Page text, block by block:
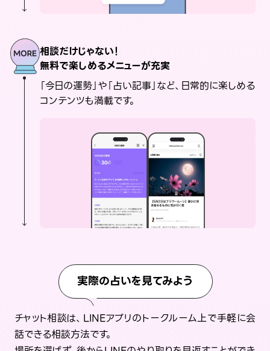
相談だけじゃない！
無料で楽しめるメニューが充実
「今日の運勢」や「占い記事」など、日常的に楽しめる
コンテンツも満載です。
実際の占いを見てみよう
チャット相談は、LINEアプリのトークルーム上で手軽に会
話できる相談方法です。